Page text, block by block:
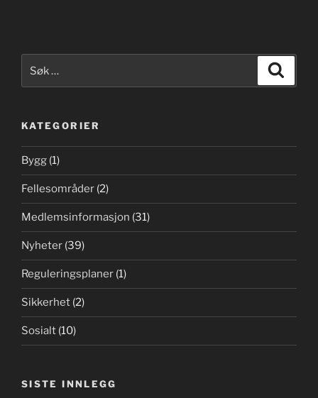
etter:
KATEGORIER
Bygg (1)
Fellesområder (2)
Medlemsinformasjon (31)
Nyheter (39)
Reguleringsplaner (1)
Sikkerhet (2)
Sosialt (10)
SISTE INNLEGG